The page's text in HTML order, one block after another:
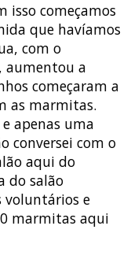
isso começamos
que havíamos
com o
aumentou a
começaram a
as marmitas.
apenas uma
conversei com o
aqui do
do salão
voluntários e
marmitas aqui